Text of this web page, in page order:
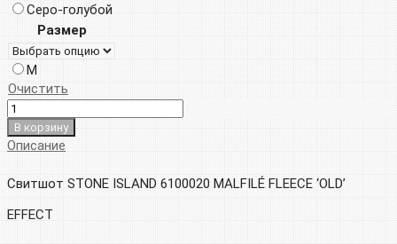
Серо-голубой
Размер
M
Очистить
В корзину
Описание
Свитшот STONE ISLAND 6100020 MALFILÉ FLEECE ‘OLD’
EFFECT